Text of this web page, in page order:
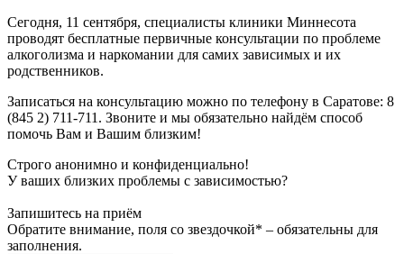
Сегодня, 11 сентября, специалисты клиники Миннесота
проводят бесплатные первичные консультации по проблеме
алкоголизма и наркомании для самих зависимых и их
родственников.
Записаться на консультацию можно по телефону в Саратове: 8
(845 2) 711-711. Звоните и мы обязательно найдём способ
помочь Вам и Вашим близким!
Строго анонимно и конфиденциально!
У ваших близких проблемы с зависимостью?
Запишитесь на приём
Обратите внимание, поля со звездочкой* – обязательны для
заполнения.